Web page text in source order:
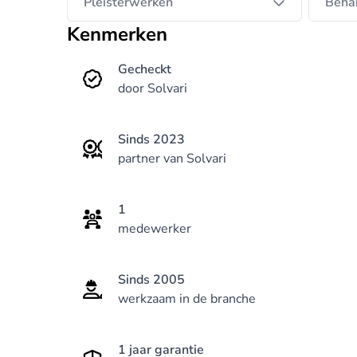
Kenmerken
Gecheckt
door Solvari
Sinds 2023
partner van Solvari
1
medewerker
Sinds 2005
werkzaam in de branche
1 jaar garantie